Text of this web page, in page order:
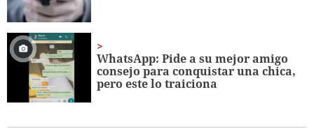
WhatsApp: Pide a su mejor amigo
consejo para conquistar una chica,
pero este lo traiciona